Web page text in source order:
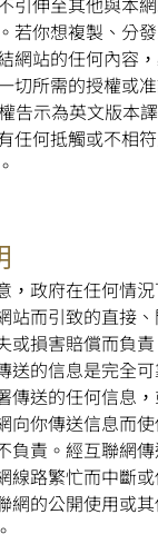
若你想複製、分
網站的任何內容
切所需的授權或准
告示為英文版本
任何抵觸或不相
，政府在任何情
站而引致的直接
或損害賠償而負
送的信息是完全
傳送的任何信息
向你傳送信息而
負責。經互聯網
線路繁忙而中斷
網的公開使用或